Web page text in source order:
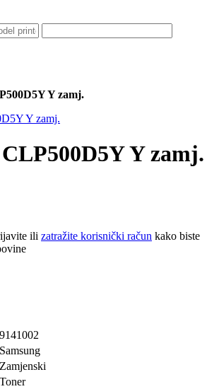
Y zamj.
Y zamj.
ili zatražite korisnički račun kako biste
9141002
Samsung
Zamjenski
Toner